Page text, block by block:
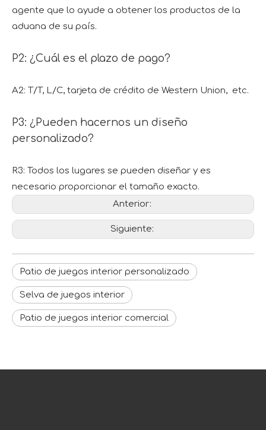
agente que lo ayude a obtener los productos de la
aduana de su país.
P2: ¿Cuál es el plazo de pago?
A2: T/T, L/C, tarjeta de crédito de Western Union, etc.
P3: ¿Pueden hacernos un diseño
personalizado?
R3: Todos los lugares se pueden diseñar y es
necesario proporcionar el tamaño exacto.
Anterior:
Siguiente:
Patio de juegos interior personalizado
Selva de juegos interior
Patio de juegos interior comercial